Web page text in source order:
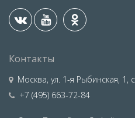
Контакты
Москва, ул. 1-я Рыбинская, 1,
+7 (495) 663-72-84